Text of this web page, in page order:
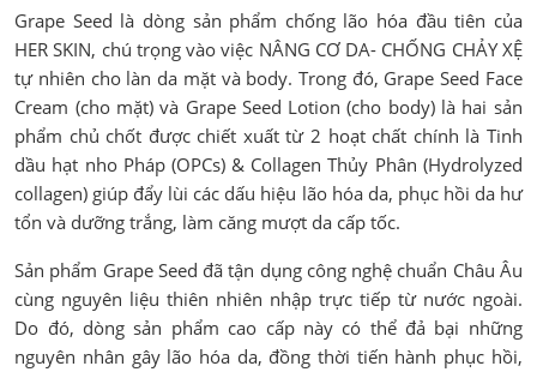
Grape Seed là dòng sản phẩm chống lão hóa đầu tiên của
HER SKIN, chú trọng vào việc NÂNG CƠ DA- CHỐNG CHẢY XỆ
tự nhiên cho làn da mặt và body. Trong đó, Grape Seed Face
Cream (cho mặt) và Grape Seed Lotion (cho body) là hai sản
phẩm chủ chốt được chiết xuất từ 2 hoạt chất chính là Tinh
dầu hạt nho Pháp (OPCs) & Collagen Thủy Phân (Hydrolyzed
collagen) giúp đẩy lùi các dấu hiệu lão hóa da, phục hồi da hư
tổn và dưỡng trắng, làm căng mượt da cấp tốc.
Sản phẩm Grape Seed đã tận dụng công nghệ chuẩn Châu Âu
cùng nguyên liệu thiên nhiên nhập trực tiếp từ nước ngoài.
Do đó, dòng sản phẩm cao cấp này có thể đả bại những
nguyên nhân gây lão hóa da, đồng thời tiến hành phục hồi,